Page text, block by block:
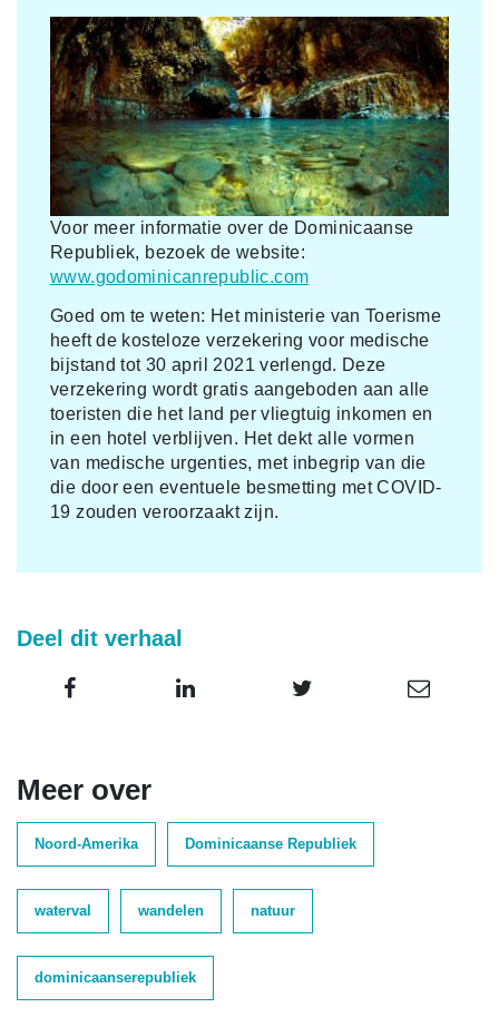
Voor meer informatie over de Dominicaanse
Republiek, bezoek de website:
www.godominicanrepublic.com
Goed om te weten: Het ministerie van Toerisme
heeft de kosteloze verzekering voor medische
bijstand tot 30 april 2021 verlengd. Deze
verzekering wordt gratis aangeboden aan alle
toeristen die het land per vliegtuig inkomen en
in een hotel verblijven. Het dekt alle vormen
van medische urgenties, met inbegrip van die
die door een eventuele besmetting met COVID-
19 zouden veroorzaakt zijn.
Deel dit verhaal
Meer over
Noord-Amerika Dominicaanse Republiek
waterval wandelen natuur
dominicaanserepubliek